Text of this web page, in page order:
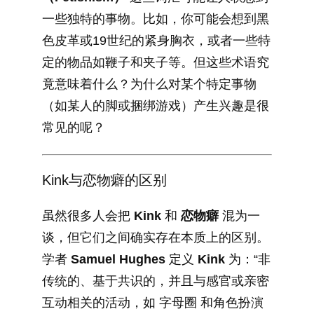
一些独特的事物。比如，你可能会想到黑
色皮革或19世纪的紧身胸衣，或者一些特
定的物品如鞭子和夹子等。但这些术语究
竟意味着什么？为什么对某个特定事物
（如某人的脚或捆绑游戏）产生兴趣是很
常见的呢？
Kink与恋物癖的区别
虽然很多人会把 Kink 和 恋物癖 混为一
谈，但它们之间确实存在本质上的区别。
学者 Samuel Hughes 定义 Kink 为：“非
传统的、基于共识的，并且与感官或亲密
互动相关的活动，如 字母圈 和角色扮演